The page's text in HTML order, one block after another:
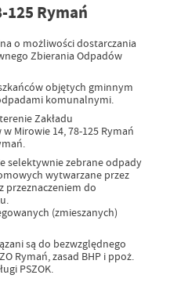
125 Rymań
o możliwości dostarczania
Zbierania Odpadów
objętych gminnym
komunalnymi.
Zakładu
Mirowie 14, 78-125 Rymań
selektywnie zebrane odpady
wytwarzane przez
przeznaczeniem do
(zmieszanych)
są do bezwzględnego
Rymań, zasad BHP i ppoż.
PSZOK.